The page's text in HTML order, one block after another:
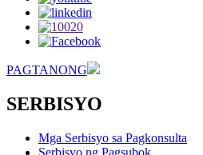
PAGTANONG
SERBISYO
Mga Serbisyo sa Pagkonsulta
Serbisyo ng Pagsubok